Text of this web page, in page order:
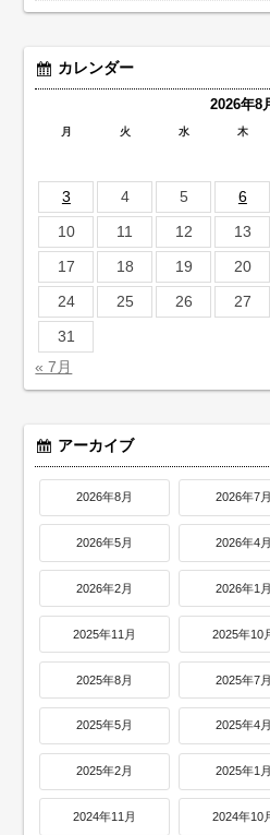
カレンダー
2026年8
月 火 水 木
3
4 5 6
10
11 12 13
17
18 19 20
24
25 26 27
31
« 7月
アーカイブ
2026年8月 2026年7月
2026年5月 2026年4月
2026年2月 2026年1月
2025年11月 2025年10
2025年8月 2025年7月
2025年5月 2025年4月
2025年2月 2025年1月
2024年11月 2024年10